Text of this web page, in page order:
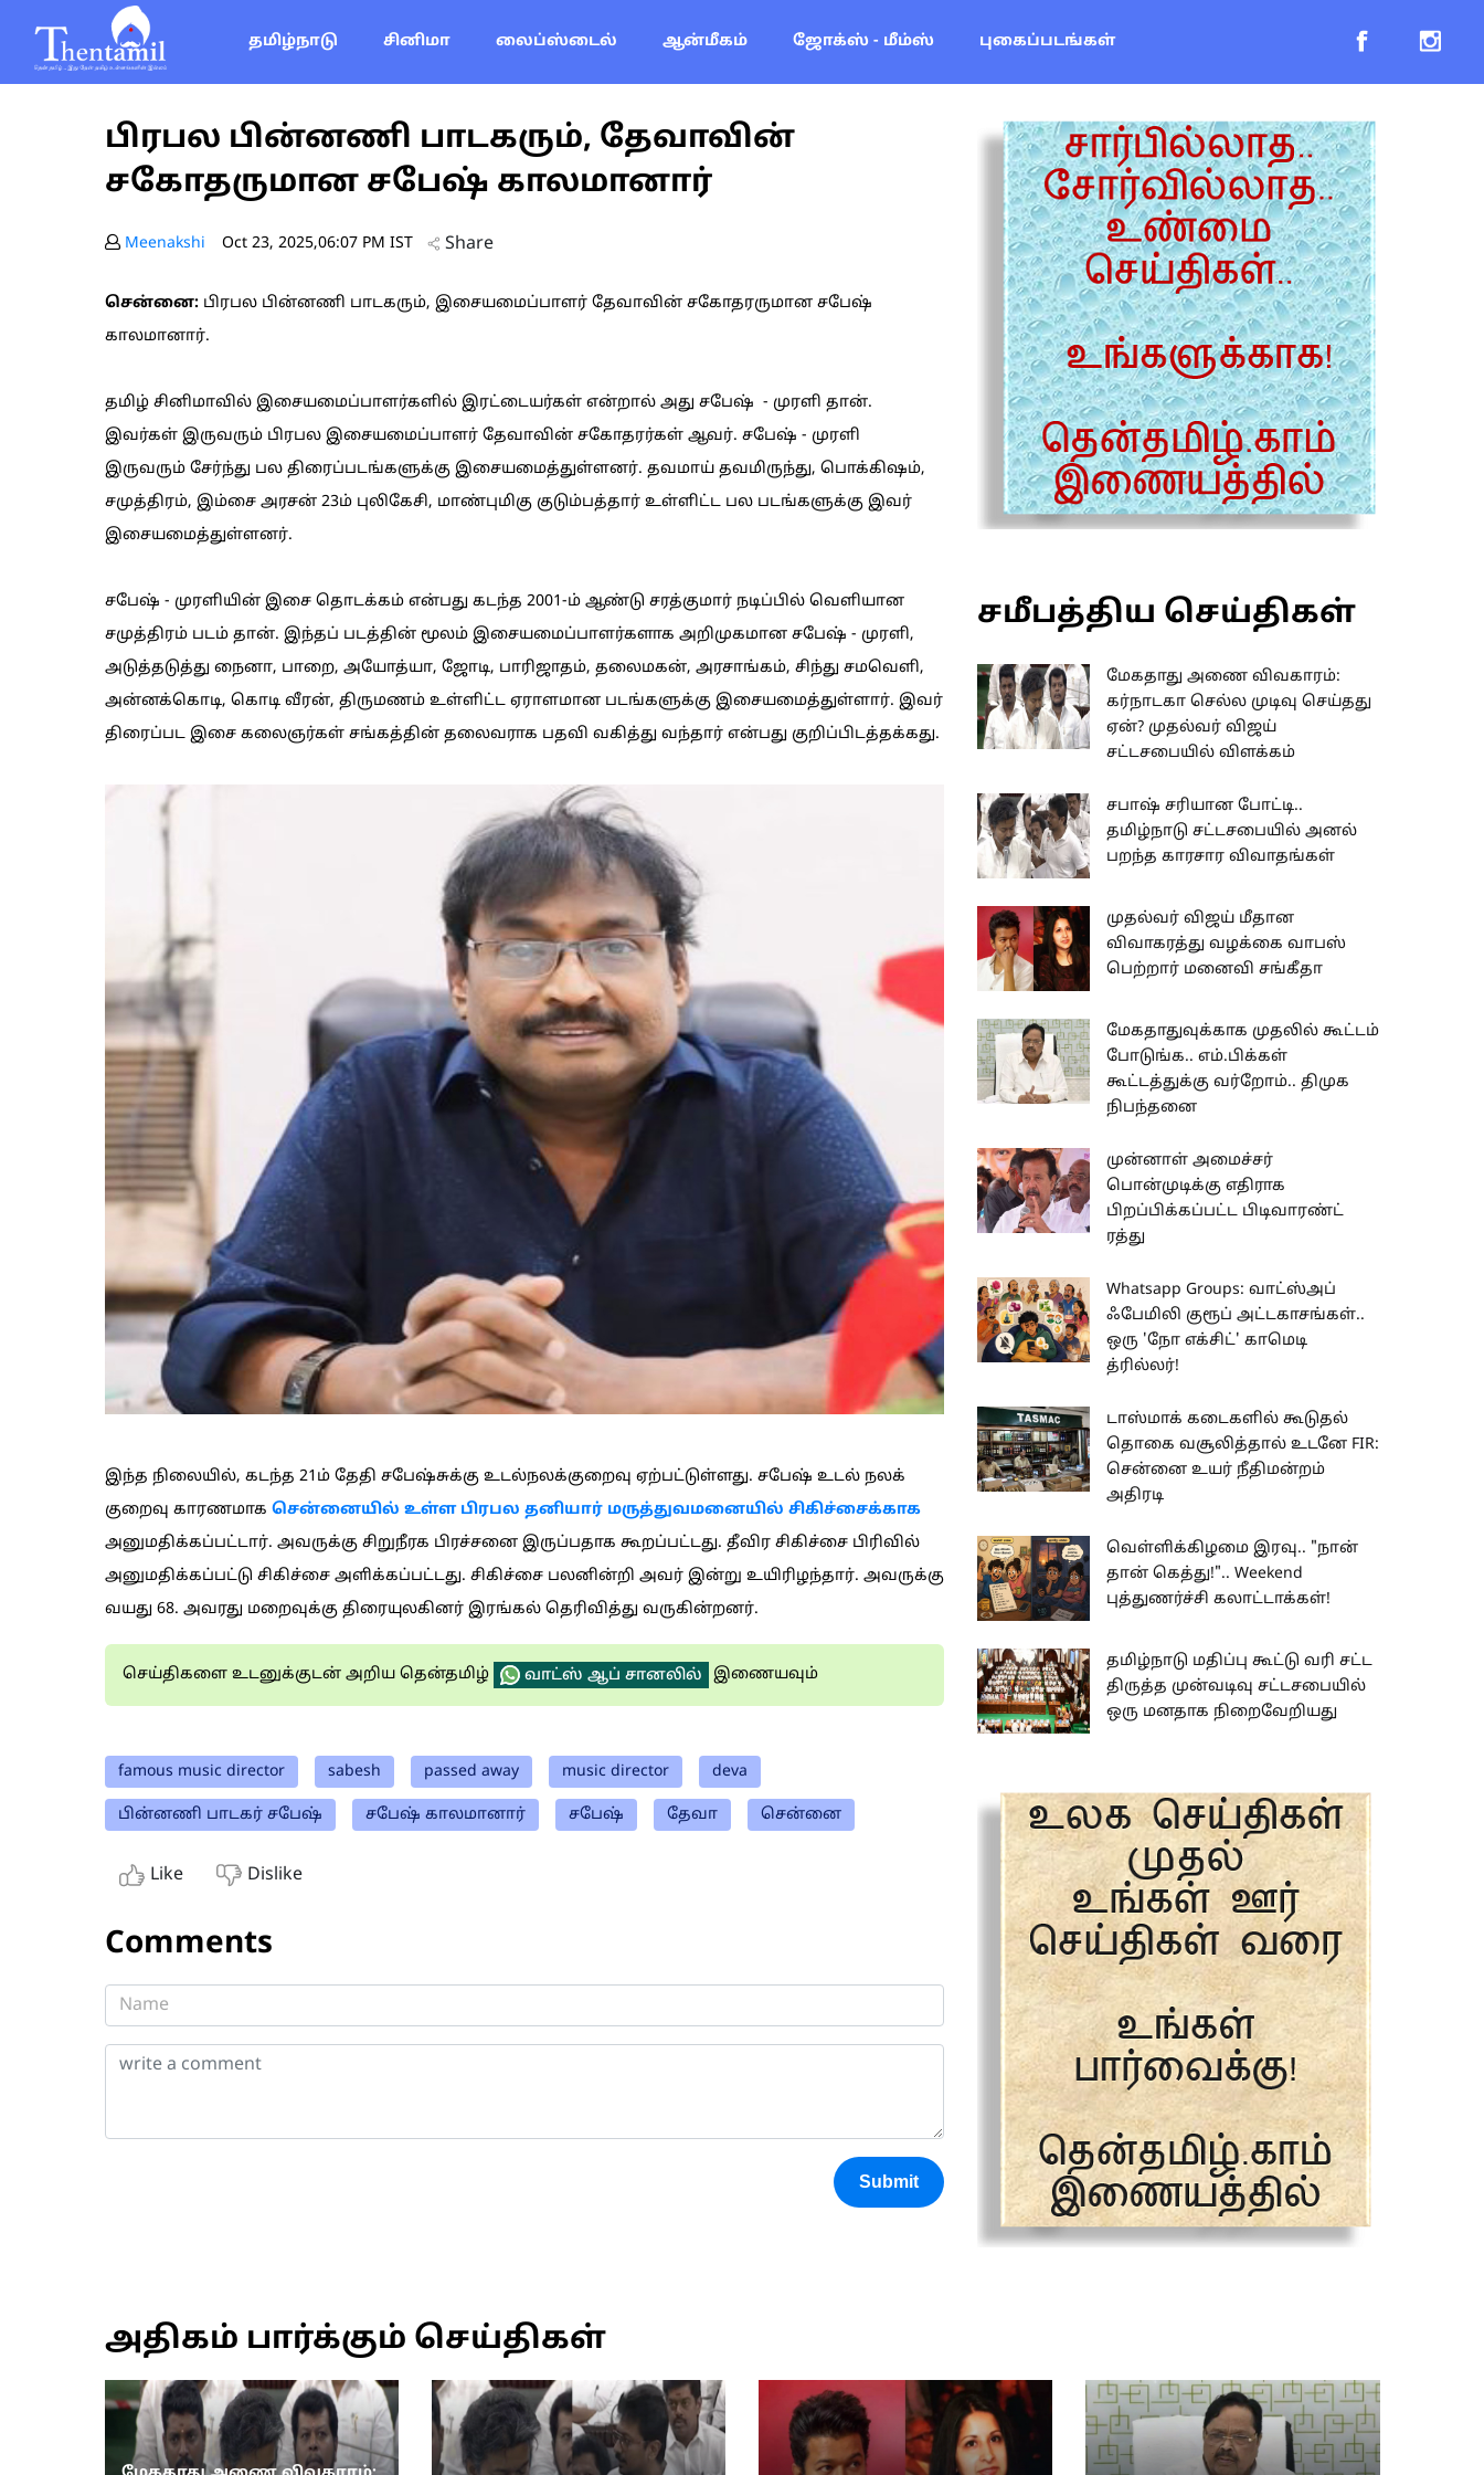
தமிழ்நாடு சினிமா லைப்ஸ்டைல் ஆன்மீகம் ஜோக்ஸ் - மீம்ஸ் புகைப்படங்கள்
பிரபல பின்னணி பாடகரும், தேவாவின்
சகோதருமான சபேஷ் காலமானார்
Meenakshi Oct 23, 2025,06:07 PM IST Share
சென்னை:பிரபல பின்னணி பாடகரும், இசையமைப்பாளர் தேவாவின் சகோதரருமான சபேஷ்
காலமானார்.
தமிழ் சினிமாவில் இசையமைப்பாளர்களில் இரட்டையர்கள் என்றால் அது சபேஷ் - முரளி தான்.
இவர்கள் இருவரும் பிரபல இசையமைப்பாளர் தேவாவின் சகோதரர்கள் ஆவர். சபேஷ் - முரளி
இருவரும் சேர்ந்து பல திரைப்படங்களுக்கு இசையமைத்துள்ளனர். தவமாய் தவமிருந்து, பொக்கிஷம்,
சமுத்திரம், இம்சை அரசன் 23ம் புலிகேசி, மாண்புமிகு குடும்பத்தார் உள்ளிட்ட பல படங்களுக்கு இவர்
இசையமைத்துள்ளனர்.
சபேஷ் - முரளியின் இசை தொடக்கம் என்பது கடந்த 2001-ம் ஆண்டு சரத்குமார் நடிப்பில் வெளியான
சமுத்திரம் படம் தான். இந்தப் படத்தின் மூலம் இசையமைப்பாளர்களாக அறிமுகமான சபேஷ் - முரளி,
அடுத்தடுத்து நைனா, பாறை, அயோத்யா, ஜோடி, பாரிஜாதம், தலைமகன், அரசாங்கம், சிந்து சமவெளி,
அன்னக்கொடி, கொடி வீரன், திருமணம் உள்ளிட்ட ஏராளமான படங்களுக்கு இசையமைத்துள்ளார். இவர்
திரைப்பட இசை கலைஞர்கள் சங்கத்தின் தலைவராக பதவி வகித்து வந்தார் என்பது குறிப்பிடத்தக்கது.
இந்த நிலையில், கடந்த 21ம் தேதி சபேஷ்சுக்கு உடல்நலக்குறைவு ஏற்பட்டுள்ளது. சபேஷ் உடல் நலக்
குறைவு காரணமாக சென்னையில் உள்ள பிரபல தனியார் மருத்துவமனையில் சிகிச்சைக்காக
அனுமதிக்கப்பட்டார். அவருக்கு சிறுநீரக பிரச்சனை இருப்பதாக கூறப்பட்டது. தீவிர சிகிச்சை பிரிவில்
அனுமதிக்கப்பட்டு சிகிச்சை அளிக்கப்பட்டது. சிகிச்சை பலனின்றி அவர் இன்று உயிரிழந்தார். அவருக்கு
வயது 68. அவரது மறைவுக்கு திரையுலகினர் இரங்கல் தெரிவித்து வருகின்றனர்.
செய்திகளை உடனுக்குடன் அறிய தென்தமிழ் வாட்ஸ் ஆப் சானலில் இணையவும்
famous music director sabesh passed away music director deva
பின்னணி பாடகர் சபேஷ் சபேஷ் காலமானார் சபேஷ் தேவா சென்னை
Like Dislike
Comments
Submit
சமீபத்திய செய்திகள்
மேகதாது அணை விவகாரம்:
கர்நாடகா செல்ல முடிவு செய்தது
ஏன்? முதல்வர் விஜய்
சட்டசபையில் விளக்கம்
சபாஷ் சரியான போட்டி..
தமிழ்நாடு சட்டசபையில் அனல்
பறந்த காரசார விவாதங்கள்
முதல்வர் விஜய் மீதான
விவாகரத்து வழக்கை வாபஸ்
பெற்றார் மனைவி சங்கீதா
மேகதாதுவுக்காக முதலில் கூட்டம்
போடுங்க.. எம்.பிக்கள்
கூட்டத்துக்கு வர்றோம்.. திமுக
நிபந்தனை
முன்னாள் அமைச்சர்
பொன்முடிக்கு எதிராக
பிறப்பிக்கப்பட்ட பிடிவாரண்ட்
ரத்து
Whatsapp Groups: வாட்ஸ்அப்
ஃபேமிலி குரூப் அட்டகாசங்கள்..
ஒரு 'நோ எக்சிட்' காமெடி
த்ரில்லர்!
டாஸ்மாக் கடைகளில் கூடுதல்
தொகை வசூலித்தால் உடனே FIR:
சென்னை உயர் நீதிமன்றம்
அதிரடி
வெள்ளிக்கிழமை இரவு.. "நான்
தான் கெத்து!".. Weekend
புத்துணர்ச்சி கலாட்டாக்கள்!
தமிழ்நாடு மதிப்பு கூட்டு வரி சட்ட
திருத்த முன்வடிவு சட்டசபையில்
ஒரு மனதாக நிறைவேறியது
அதிகம் பார்க்கும் செய்திகள்